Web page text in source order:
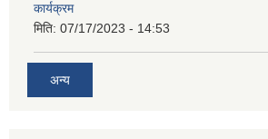
कार्यक्रम
मिति: 07/17/2023 - 14:53
अन्य